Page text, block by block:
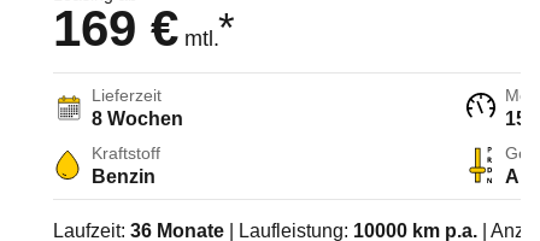
169 € mtl.*
Lieferzeit
8 Wochen
Kraftstoff
Benzin
Laufzeit: 36 Monate | Laufleistung: 10000 km p.a.
|